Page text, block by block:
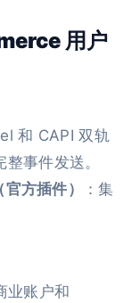
用户
和 CAPI 双轨
事件发送。
方插件）
：集
账户和